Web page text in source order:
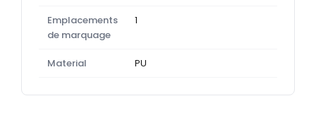
Emplacements
de marquage
1
Material PU